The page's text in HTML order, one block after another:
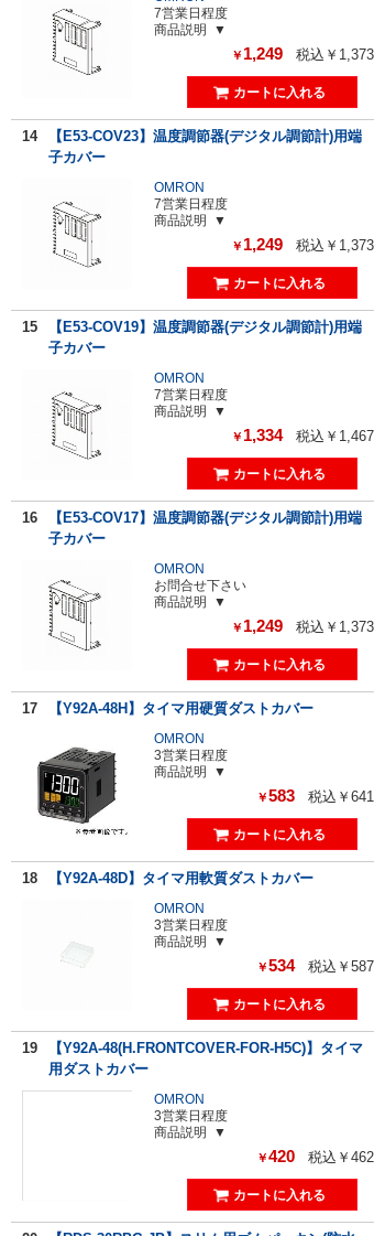
7営業日程度
商品説明
￥ 1,249 税込￥1,373
14
【E53-COV23】温度調節器(デジタル調節計)用端
子カバー
OMRON
7営業日程度
商品説明
￥ 1,249 税込￥1,373
15
【E53-COV19】温度調節器(デジタル調節計)用端
子カバー
OMRON
7営業日程度
商品説明
￥ 1,334 税込￥1,467
16
【E53-COV17】温度調節器(デジタル調節計)用端
子カバー
OMRON
お問合せ下さい
商品説明
￥ 1,249 税込￥1,373
17 【Y92A-48H】タイマ用硬質ダストカバー
OMRON
3営業日程度
商品説明
￥583 税込￥641
18 【Y92A-48D】タイマ用軟質ダストカバー
OMRON
3営業日程度
商品説明
￥534 税込￥587
19
【Y92A-48(H.FRONTCOVER-FOR-H5C)】タイマ
用ダストカバー
OMRON
3営業日程度
商品説明
￥420 税込￥462